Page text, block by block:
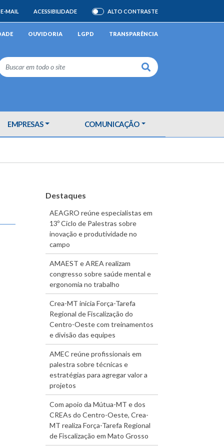
E-MAIL ACESSIBILIDADE ATIVAR/DESATIVAR
ALTO CONTRASTE
OUVIDORIA LGPD TRANSPARÊNCIA
Buscar
EMPRESAS COMUNICAÇÃO
Destaques
AEAGRO reúne especialistas em
13º Ciclo de Palestras sobre
inovação e produtividade no
campo
AMAEST e AREA realizam
congresso sobre saúde mental e
ergonomia no trabalho
Crea-MT inicia Força-Tarefa
Regional de Fiscalização do
Centro-Oeste com treinamentos
e divisão das equipes
AMEC reúne profissionais em
palestra sobre técnicas e
estratégias para agregar valor a
projetos
Com apoio da Mútua-MT e dos
CREAs do Centro-Oeste, Crea-
MT realiza Força-Tarefa Regional
de Fiscalização em Mato Grosso